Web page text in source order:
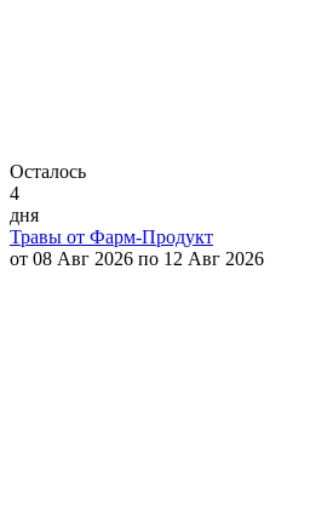
Осталось
4
дня
Травы от Фарм-Продукт
от 08 Авг 2026 по 12 Авг 2026